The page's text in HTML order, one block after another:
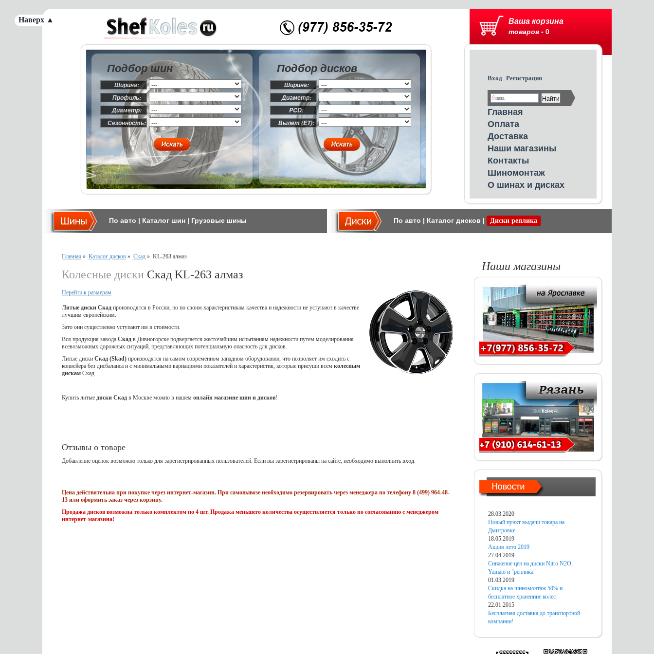
Ваша корзина
товаров - 0
Вход Регистрация
Главная
Оплата
Доставка
Наши магазины
Контакты
Шиномонтаж
О шинах и дисках
Подбор шин
Ширина:
Профиль:
Диаметр:
Сезонность:
Подбор дисков
Ширина:
Диаметр:
PCD:
Вылет (ET):
По авто | Каталог шин | Грузовые шины По авто | Каталог дисков | Диски реплика
Главная » Каталог дисков » Скад » KL-263 алмаз
Колесные диски Скад KL-263 алмаз
Перейти к размерам
Литые диски Скад производятся в России, но по своим характеристикам качества и надежности не уступают в качестве
лучшим европейским.
Зато они существенно уступают им в стоимости.
Вся продукция завода Скад в Дивногорске подвергается жесточайшим испытаниям надежности путем моделирования
всевозможных дорожных ситуаций, представляющих потенциальную опасность для дисков.
Литые диски Скад (Skad) производятся на самом современном западном оборудовании, что позволяет им сходить с
конвейера без дисбаланса и с минимальными вариациями показателей и характеристик, которые присущи всем колесным
дискам Скад.
Купить литые диски Скад в Москве можно в нашем онлайн магазине шин и дисков!
Отзывы о товаре
Добавление оценок возможно только для зарегистрированных пользователей. Если вы зарегистрированы на сайте, необходимо выполнить вход.
Цена действительна при покупке через интернет-магазин. При самовывозе необходимо резервировать через менеджера по телефону 8 (499) 964-48-
13 или оформить заказ через корзину.
Продажа дисков возможна только комплектом по 4 шт. Продажа меньшего количества осуществляется только по согласованию с менеджером
интернет-магазина!
Наши магазины
28.03.2020
Новый пункт выдачи товара на
Дмитровке
18.05.2019
Акция лето 2019
27.04.2019
Снижение цен на диски Nitro N2O,
Yamato и "реплика"
01.03.2019
Скидка на шиномонтаж 50% и
бесплатное хранениие колес
22.01.2015
Бесплатная доставка до транспортной
компании!
Наверх ▲